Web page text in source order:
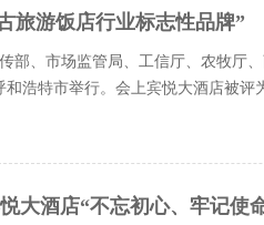
旅游饭店行业标志性品牌”
部、市场监管局、工信厅、农牧厅
浩特市举行。会上宾悦大酒店被评
酒店“不忘初心、牢记使